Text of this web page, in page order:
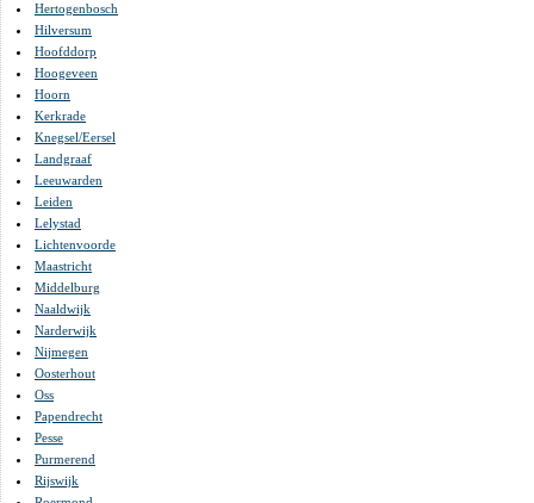
Hertogenbosch
Hilversum
Hoofddorp
Hoogeveen
Hoorn
Kerkrade
Knegsel/Eersel
Landgraaf
Leeuwarden
Leiden
Lelystad
Lichtenvoorde
Maastricht
Middelburg
Naaldwijk
Narderwijk
Nijmegen
Oosterhout
Oss
Papendrecht
Pesse
Purmerend
Rijswijk